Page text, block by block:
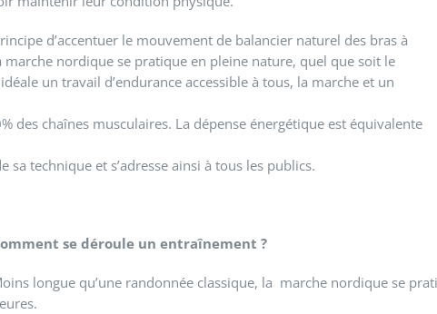
d’accentuer le mouvement de balancier naturel des bras à
marche nordique se pratique en pleine nature, quel que soit le
un travail d’endurance accessible à tous, la marche et un
des chaînes musculaires. La dépense énergétique est équivalente
technique et s’adresse ainsi à tous les publics.
se déroule un entraînement ?
longue qu’une randonnée classique, la marche nordique se